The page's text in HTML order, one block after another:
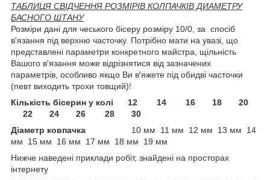
ТАБЛИЦЯ СВІДЧЕННЯ РОЗМІРІВ КОЛПАЧКІВ ДИАМЕТРУ
БАСНОГО ШТАНУ
Розміри дані для чеського бісеру розміру 10/0, за спосіб
в'язання під верхню часточку. Потрібно мати на увазі, що
представлені параметри конкретного майстра, щільність
Вашого в'язання може відрізнятися від зазначених
параметрів, особливо якщо Ви в'яжете під обидві часточки
(певт виходить трохи товщий)!
Кількість бісерин у колі 12 14 16 18 20
22 24 26 28 30
Діаметр ковпачка 10 мм 11 мм 12 мм 13 мм 14
мм 15 мм 16 мм 17 мм 18 мм 19 мм
Нижче наведені приклади робіт, знайдені на просторах
інтернету